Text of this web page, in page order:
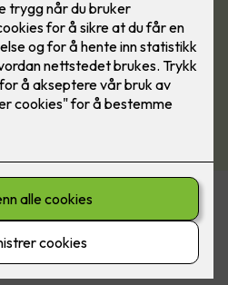
ønsker du å dekke med